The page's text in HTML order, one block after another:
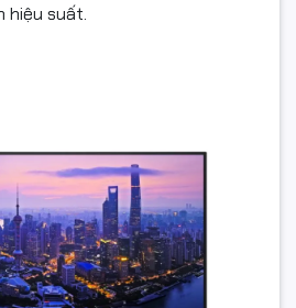
hiệu suất.